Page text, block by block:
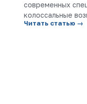
современных
колоссальные
Читать статью →